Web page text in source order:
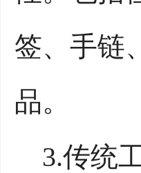
签、手链
品。
3.传统